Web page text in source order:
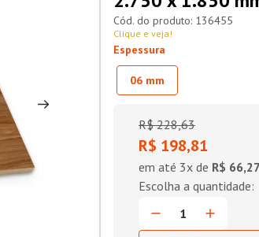
136455
Clique e veja!
Espessura
06 mm
R$ 228,63
R$ 198,81
em até 3x de R$ 66,27